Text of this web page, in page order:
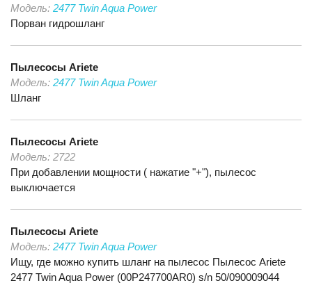
Модель: 2477 Twin Aqua Power
Порван гидрошланг
Пылесосы Ariete
Модель: 2477 Twin Aqua Power
Шланг
Пылесосы Ariete
Модель: 2722
При добавлении мощности ( нажатие "+"), пылесос
выключается
Пылесосы Ariete
Модель: 2477 Twin Aqua Power
Ищу, где можно купить шланг на пылесос Пылесос Ariete
2477 Twin Aqua Power (00P247700AR0) s/n 50/090009044